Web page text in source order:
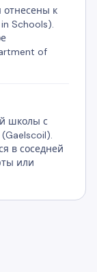
к
Schools).
of
школы с
в соседней
или